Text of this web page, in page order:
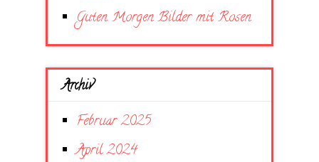
Guten Morgen Bilder mit Rosen
Archiv
Februar 2025
April 2024